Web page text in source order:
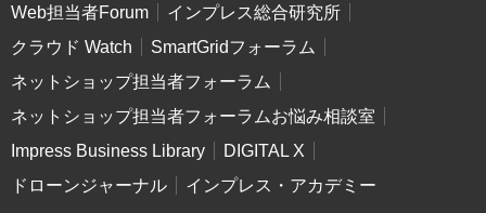
Web担当者Forum
インプレス総合研究所
クラウド Watch
SmartGridフォーラム
ネットショップ担当者フォーラム
ネットショップ担当者フォーラムお悩み相談室
Impress Business Library
DIGITAL X
ドローンジャーナル
インプレス・アカデミー